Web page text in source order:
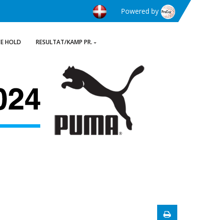
Powered by
HOLD RESULTAT/KAMP PR.